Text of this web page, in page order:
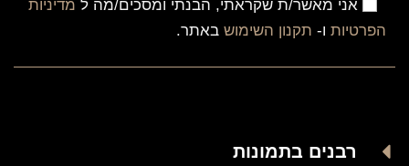
אני מאשר/ת שקראתי, הבנתי ומסכים/מה ל מדיניות
הפרטיות ו- תקנון השימוש באתר.
רבנים בתמונות